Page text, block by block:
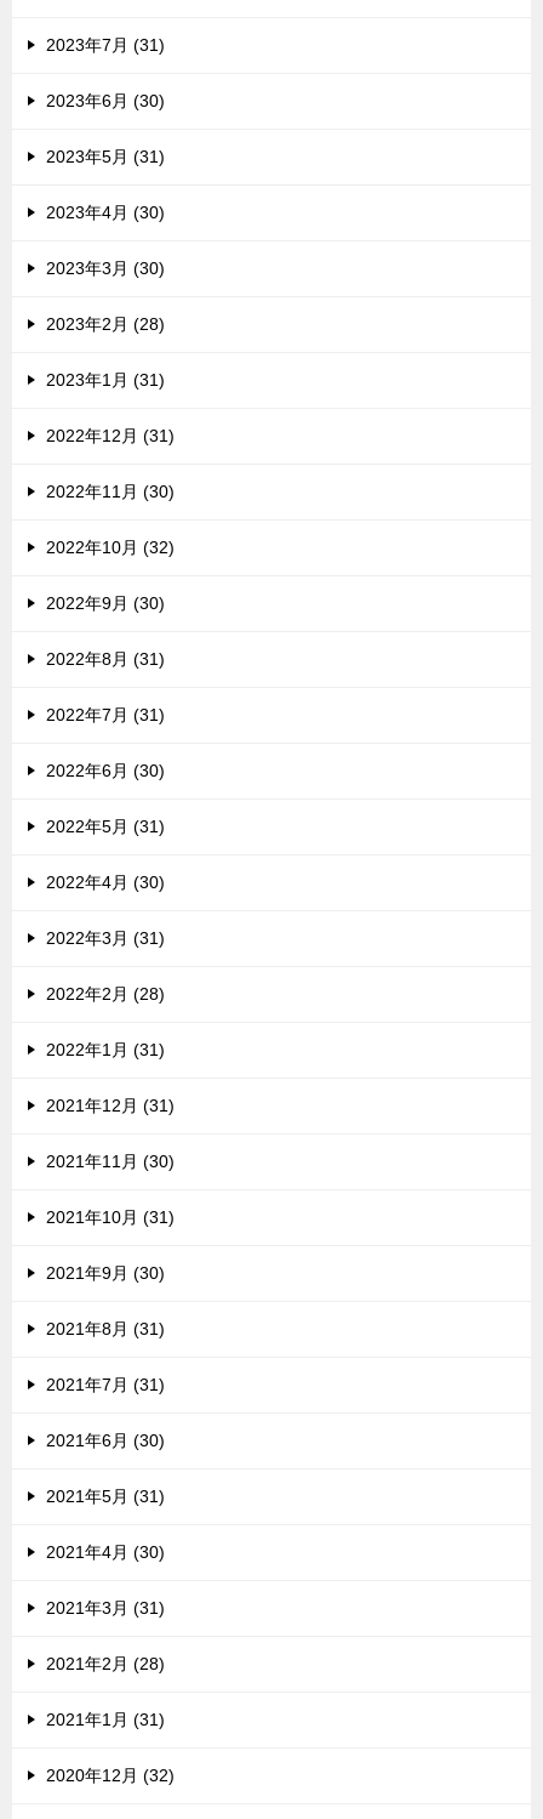
2023年7月 (31)
2023年6月 (30)
2023年5月 (31)
2023年4月 (30)
2023年3月 (30)
2023年2月 (28)
2023年1月 (31)
2022年12月 (31)
2022年11月 (30)
2022年10月 (32)
2022年9月 (30)
2022年8月 (31)
2022年7月 (31)
2022年6月 (30)
2022年5月 (31)
2022年4月 (30)
2022年3月 (31)
2022年2月 (28)
2022年1月 (31)
2021年12月 (31)
2021年11月 (30)
2021年10月 (31)
2021年9月 (30)
2021年8月 (31)
2021年7月 (31)
2021年6月 (30)
2021年5月 (31)
2021年4月 (30)
2021年3月 (31)
2021年2月 (28)
2021年1月 (31)
2020年12月 (32)